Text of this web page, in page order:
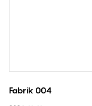
Fabrik 004